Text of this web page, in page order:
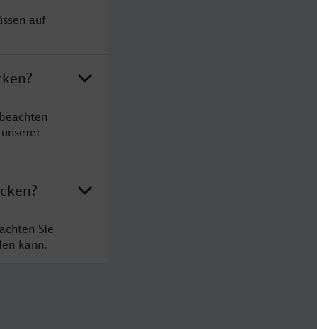
auf
Sie
kann.